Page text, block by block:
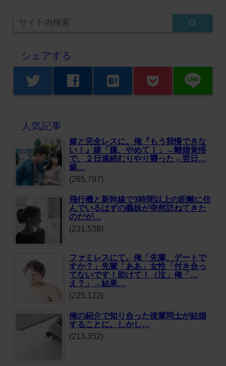
シェアする
twitter facebook hatenabookmark line
人気記事
嫁と完全レスに。俺『もう我慢できな
い！』嫁「嫌、やめて！」→離婚覚悟
で、２日連続むりやり襲った→翌日…
嫁…
(265,797)
飛行機と新幹線で3時間以上の距離に住
んでいるはずの義妹が突然訪ねてきた
のだが…
(231,538)
ファミレスにて。俺「先輩、デートで
すか？」先輩「ああ」女性「付き合っ
てないです！助けて！（泣」俺「…
え？」→結果…
(225,122)
俺の紹介で知り合った後輩同士が結婚
することに。しかし…
(213,352)